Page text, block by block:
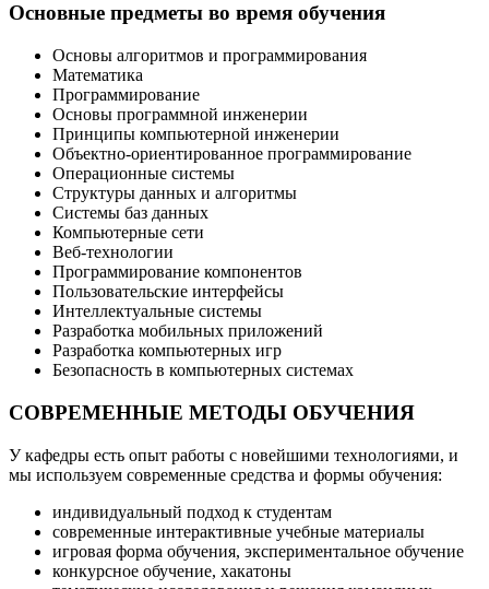
Основные предметы во время обучения
Основы алгоритмов и программирования
Математика
Программирование
Основы программной инженерии
Принципы компьютерной инженерии
Объектно-ориентированное программирование
Операционные системы
Структуры данных и алгоритмы
Системы баз данных
Компьютерные сети
Веб-технологии
Программирование компонентов
Пользовательские интерфейсы
Интеллектуальные системы
Разработка мобильных приложений
Разработка компьютерных игр
Безопасность в компьютерных системах
СОВРЕМЕННЫЕ МЕТОДЫ ОБУЧЕНИЯ
У кафедры есть опыт работы с новейшими технологиями, и
мы используем современные средства и формы обучения:
индивидуальный подход к студентам
современные интерактивные учебные материалы
игровая форма обучения, экспериментальное обучение
конкурсное обучение, хакатоны